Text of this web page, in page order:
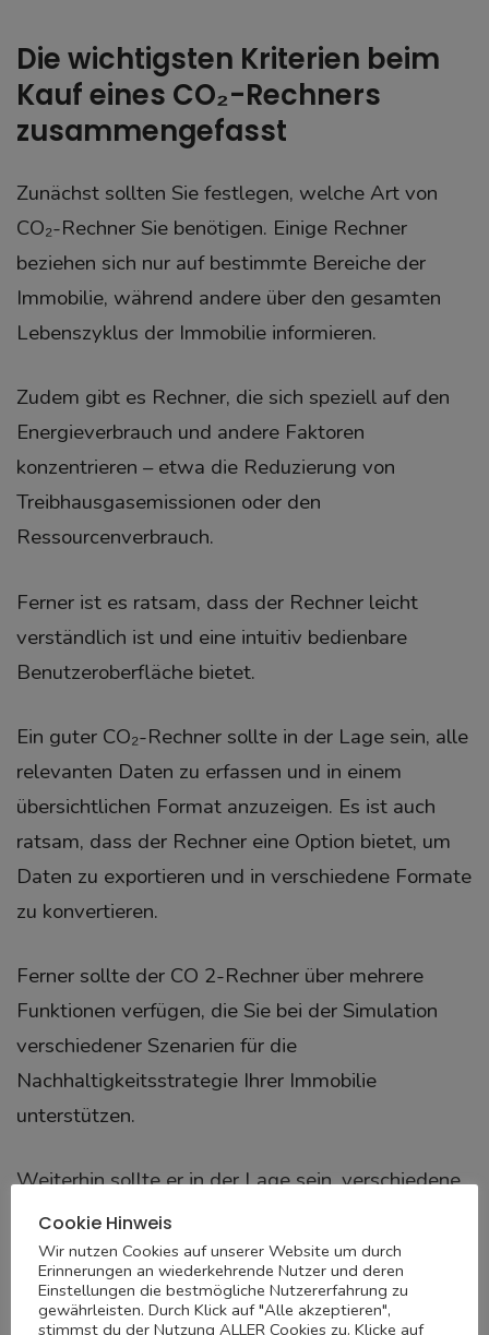
Die wichtigsten Kriterien beim
Kauf eines CO₂-Rechners
zusammengefasst
Zunächst sollten Sie festlegen, welche Art von
CO₂-Rechner Sie benötigen. Einige Rechner
beziehen sich nur auf bestimmte Bereiche der
Immobilie, während andere über den gesamten
Lebenszyklus der Immobilie informieren.
Zudem gibt es Rechner, die sich speziell auf den
Energieverbrauch und andere Faktoren
konzentrieren – etwa die Reduzierung von
Treibhausgasemissionen oder den
Ressourcenverbrauch.
Ferner ist es ratsam, dass der Rechner leicht
verständlich ist und eine intuitiv bedienbare
Benutzeroberfläche bietet.
Ein guter CO₂-Rechner sollte in der Lage sein, alle
relevanten Daten zu erfassen und in einem
übersichtlichen Format anzuzeigen. Es ist auch
ratsam, dass der Rechner eine Option bietet, um
Daten zu exportieren und in verschiedene Formate
zu konvertieren.
Ferner sollte der CO 2-Rechner über mehrere
Funktionen verfügen, die Sie bei der Simulation
verschiedener Szenarien für die
Nachhaltigkeitsstrategie Ihrer Immobilie
unterstützen.
Weiterhin sollte er in der Lage sein, verschiedene
Simulations- und Optimierungsmethoden zur
Berechnung der Umweltauswirkungen
anzuwenden.
Cookie Hinweis
Wir nutzen Cookies auf unserer Website um durch
Erinnerungen an wiederkehrende Nutzer und deren
Einstellungen die bestmögliche Nutzererfahrung zu
gewährleisten. Durch Klick auf "Alle akzeptieren",
stimmst du der Nutzung ALLER Cookies zu. Klicke auf